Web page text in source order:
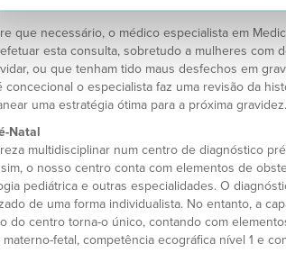
que necessário, o médico especialista em
esta consulta, sobretudo a mulheres com
ou que tenham tido maus desfechos em
o especialista faz uma revisão da
uma estratégia ótima para a próxima gravidez.
Natal
multidisciplinar num centro de diagnóstico
o nosso centro conta com elementos de
pediátrica e outras especialidades. O
de uma forma individualista. No entanto, a
do centro torna-o único, contando com
fetal, competência ecográfica nível 1 e